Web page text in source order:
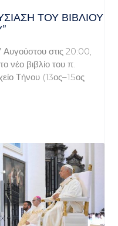
ΤΟΥ ΒΙΒΛΊΟΥ
στις 20:00,
νέο βιβλίο του π.
Τήνου (13ος–15ος